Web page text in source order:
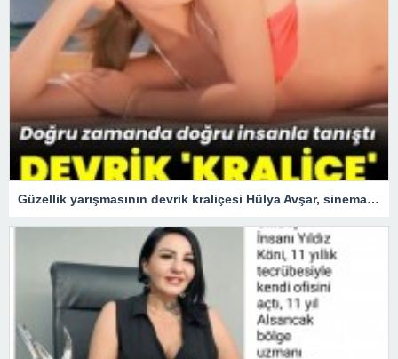
Güzellik yarışmasının devrik kraliçesi Hülya Avşar, sinemanın kraliçesi oldu.